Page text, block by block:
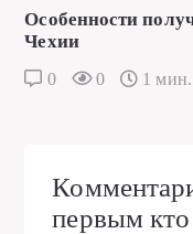
Особенности
Чехии
0 0 1 мин.
первым кто